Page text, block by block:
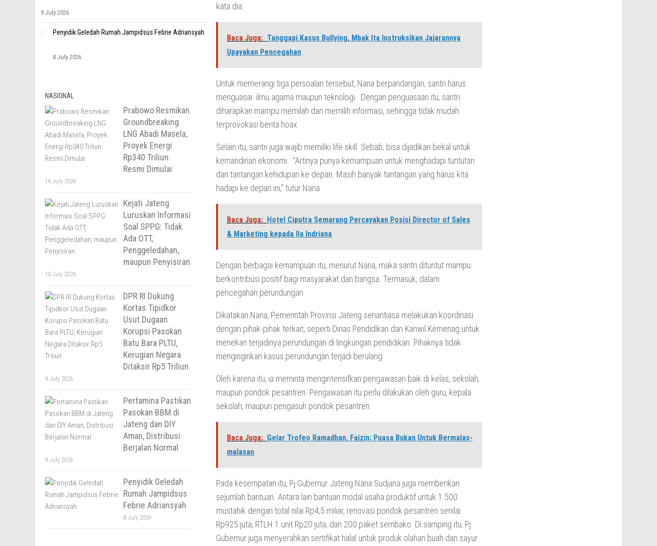
kata dia.
Baca Juga: Tanggapi Kasus Bullying, Mbak Ita Instruksikan Jajarannya
Upayakan Pencegahan
Untuk memerangi tiga persoalan tersebut, Nana berpandangan, santri harus
menguasai ilmu agama maupun teknologi. Dengan penguasaan itu, santri
diharapkan mampu memilah dan memilih informasi, sehingga tidak mudah
terprovokasi berita hoax.
Selain itu, santri juga wajib memiliki life skill. Sebab, bisa dijadikan bekal untuk
kemandirian ekonomi. “Artinya punya kemampuan untuk menghadapi tuntutan
dan tantangan kehidupan ke depan. Masih banyak tantangan yang harus kita
hadapi ke depan ini,” tutur Nana.
Baca Juga: Hotel Ciputra Semarang Percayakan Posisi Director of Sales
& Marketing kepada Ila Indriana
Dengan berbagai kemampuan itu, menurut Nana, maka santri dituntut mampu
berkontribusi positif bagi masyarakat dan bangsa. Termasuk, dalam
pencegahan perundungan.
Dikatakan Nana, Pemerintah Provinsi Jateng senantiasa melakukan koordinasi
dengan pihak-pihak terkait, seperti Dinas Pendidikan dan Kanwil Kemenag untuk
menekan terjadinya perundungan di lingkungan pendidikan. Pihaknya tidak
menginginkan kasus perundungan terjadi berulang.
Oleh karena itu, ia meminta mengintensifkan pengawasan baik di kelas, sekolah,
maupun pondok pesantren. Pengawasan itu perlu dilakukan oleh guru, kepala
sekolah, maupun pengasuh pondok pesantren.
Baca Juga: Gelar Trofeo Ramadhan, Faizin: Puasa Bukan Untuk Bermalas-
malasan
Pada kesempatan itu, Pj Gubernur Jateng Nana Sudjana juga memberikan
sejumlah bantuan. Antara lain bantuan modal usaha produktif untuk 1.500
mustahik dengan total nilai Rp4,5 miliar, renovasi pondok pesantren senilai
Rp925 juta, RTLH 1 unit Rp20 juta, dan 200 paket sembako. Di samping itu, Pj
Gubernur juga menyerahkan sertifikat halal untuk produk olahan buah dan sayur
9 July 2026
Penyidik Geledah Rumah Jampidsus Febrie Adriansyah
8 July 2026
NASIONAL
Prabowo Resmikan
Groundbreaking
LNG Abadi Masela,
Proyek Energi
Rp340 Triliun
Resmi Dimulai
16 July 2026
Kejati Jateng
Luruskan Informasi
Soal SPPG: Tidak
Ada OTT,
Penggeledahan,
maupun Penyisiran
10 July 2026
DPR RI Dukung
Kortas Tipidkor
Usut Dugaan
Korupsi Pasokan
Batu Bara PLTU,
Kerugian Negara
Ditaksir Rp5 Triliun
9 July 2026
Pertamina Pastikan
Pasokan BBM di
Jateng dan DIY
Aman, Distribusi
Berjalan Normal
9 July 2026
Penyidik Geledah
Rumah Jampidsus
Febrie Adriansyah
8 July 2026